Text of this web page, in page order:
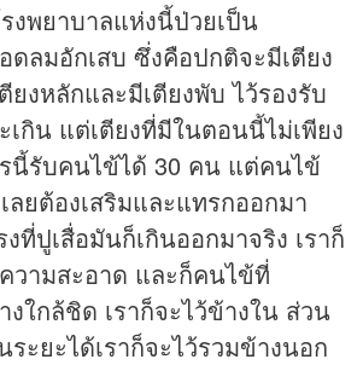
งพยาบาลแห่งนี้ป่วยเป็น
ลมอักเสบ ซึ่งคือปกติจะมีเตียง
ยงหลักและมีเตียงพับ ไว้รองรับ
เกิน แต่เตียงที่มีในตอนนี้ไม่เพียง
นี้รับคนไข้ได้ 30 คน แต่คนไข้
ยต้องเสริมและแทรกออกมา
ที่ปูเสื่อมันก็เกินออกมาจริง เราก็
วามสะอาด และก็คนไข้ที่
ใกล้ชิด เราก็จะไว้ข้างใน ส่วน
ะยะได้เราก็จะไว้รวมข้างนอก